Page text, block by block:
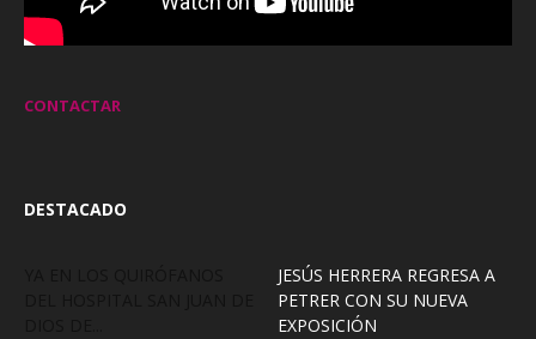
CONTACTAR
DESTACADO
JESÚS HERRERA REGRESA A
PETRER CON SU NUEVA
EXPOSICIÓN